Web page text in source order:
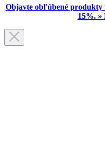
Objavte obľúbené produkty
15%. »